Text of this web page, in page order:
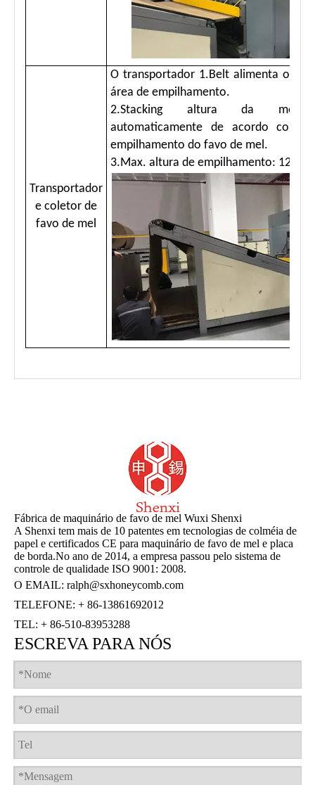
Transportador
e coletor de
favo de mel
O transportador 1.Belt alimenta o
área de empilhamento.
2.Stacking altura da mesa
automaticamente de acordo com
empilhamento do favo de mel.
3.Max. altura de empilhamento:
Fábrica de maquinário de favo de mel Wuxi Shenxi
A Shenxi tem mais de 10 patentes em tecnologias de colméia de
papel e certificados CE para maquinário de favo de mel e placa
de borda.No ano de 2014, a empresa passou pelo sistema de
controle de qualidade ISO 9001: 2008.
O EMAIL: ralph@sxhoneycomb.com
TELEFONE: + 86-13861692012
TEL: + 86-510-83953288
ESCREVA PARA NÓS